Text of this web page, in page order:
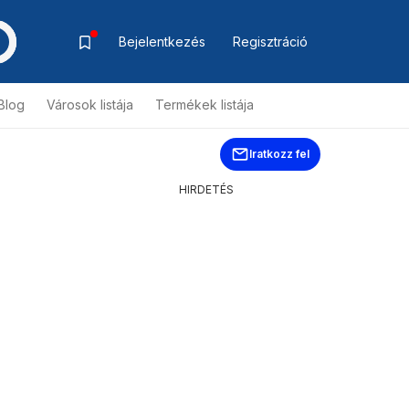
Bejelentkezés Regisztráció
Városok listája Termékek listája
Iratkozz fel
HIRDETÉS